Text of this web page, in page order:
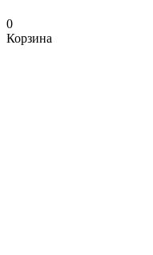
0
Корзина